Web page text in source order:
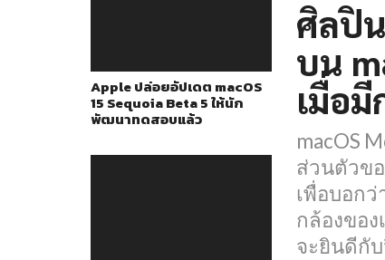
Apple ปล่อยอัปเดต macOS
15 Sequoia Beta 5 ให้นัก
พัฒนาทดสอบแล้ว
ศิลปิ
บน
เมื่อ
macOS
ส่วนตัวข
เพื่อบอก
กล้องขอ
จะยินดีกั